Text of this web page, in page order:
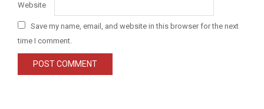
Website
Save my name, email, and website in this browser for the next
time I comment.